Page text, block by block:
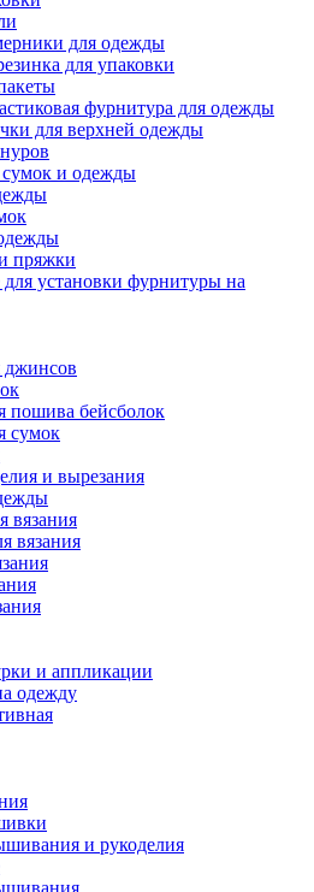
для одежды
для упаковки
фурнитура для одежды
для верхней одежды
и одежды
пряжки
установки фурнитуры на
пошива бейсболок
сумок
и вырезания
вязания
вязания
и аппликации
одежду
и рукоделия